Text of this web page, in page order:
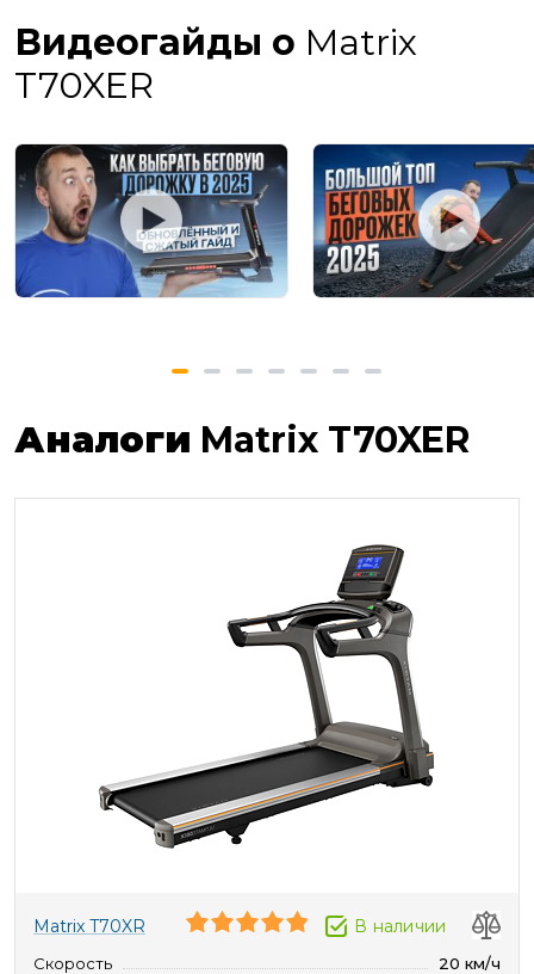
Видеогайды о Matrix
T70XER
Аналоги Matrix T70XER
Matrix T70XR В наличии
Скорость
20 км/ч